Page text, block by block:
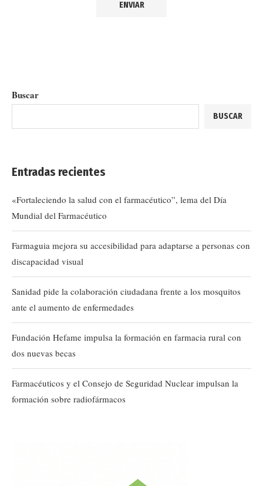
Buscar
BUSCAR
Entradas recientes
«Fortaleciendo la salud con el farmacéutico”, lema del Día
Mundial del Farmacéutico
Farmaguia mejora su accesibilidad para adaptarse a personas con
discapacidad visual
Sanidad pide la colaboración ciudadana frente a los mosquitos
ante el aumento de enfermedades
Fundación Hefame impulsa la formación en farmacia rural con
dos nuevas becas
Farmacéuticos y el Consejo de Seguridad Nuclear impulsan la
formación sobre radiofármacos